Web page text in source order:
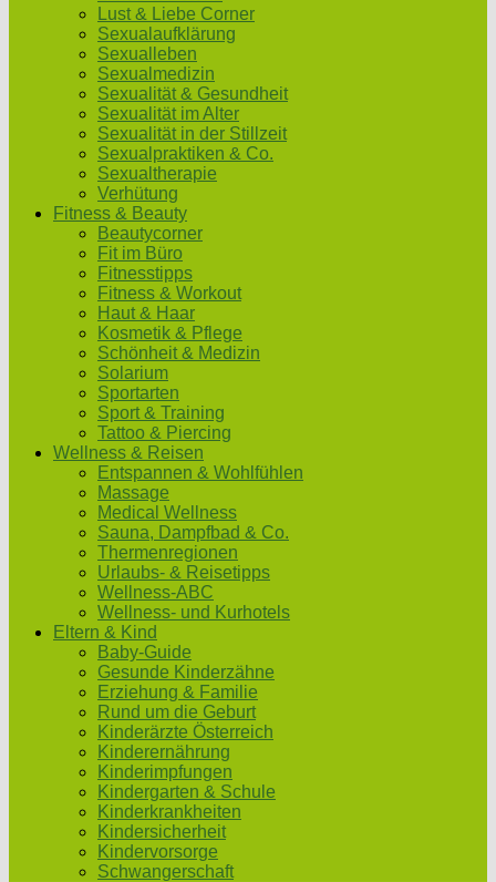
Lust & Liebe Corner
Sexualaufklärung
Sexualleben
Sexualmedizin
Sexualität & Gesundheit
Sexualität im Alter
Sexualität in der Stillzeit
Sexualpraktiken & Co.
Sexualtherapie
Verhütung
Fitness & Beauty
Beautycorner
Fit im Büro
Fitnesstipps
Fitness & Workout
Haut & Haar
Kosmetik & Pflege
Schönheit & Medizin
Solarium
Sportarten
Sport & Training
Tattoo & Piercing
Wellness & Reisen
Entspannen & Wohlfühlen
Massage
Medical Wellness
Sauna, Dampfbad & Co.
Thermenregionen
Urlaubs- & Reisetipps
Wellness-ABC
Wellness- und Kurhotels
Eltern & Kind
Baby-Guide
Gesunde Kinderzähne
Erziehung & Familie
Rund um die Geburt
Kinderärzte Österreich
Kinderernährung
Kinderimpfungen
Kindergarten & Schule
Kinderkrankheiten
Kindersicherheit
Kindervorsorge
Schwangerschaft